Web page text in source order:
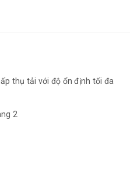
thụ tải với độ ổn định tối đa
2